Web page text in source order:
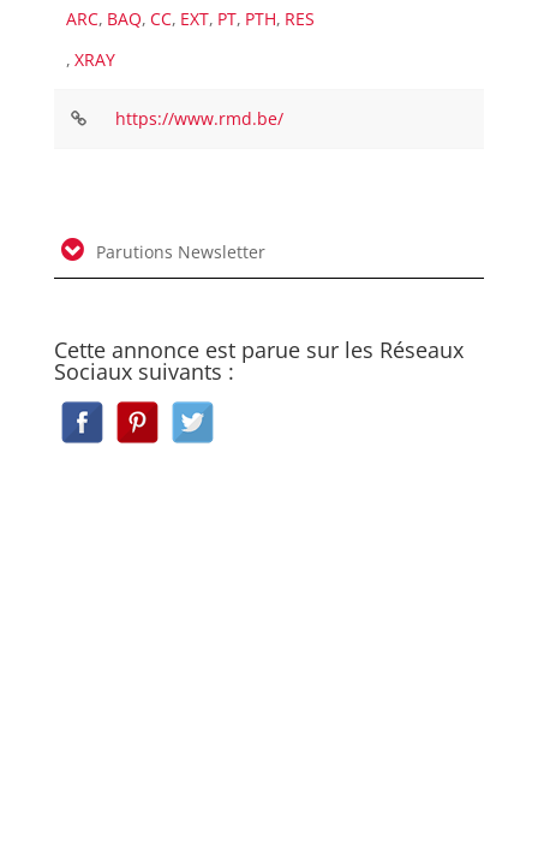
ARC, BAQ, CC, EXT, PT, PTH, RES
, XRAY
https://www.rmd.be/
Parutions Newsletter
Cette annonce est parue sur les Réseaux
Sociaux suivants :